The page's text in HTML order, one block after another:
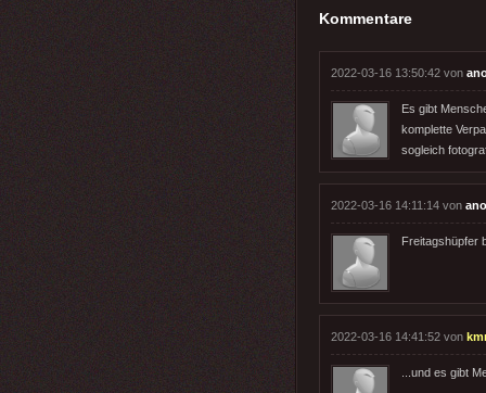
Kommentare
2022-03-16 13:50:42 von
Es gibt
komplette
sogleich
2022-03-16 14:11:14 von
Freitagshüpfer
2022-03-16 14:41:52 von
...und es gibt